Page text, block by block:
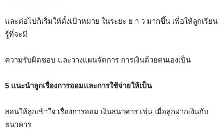
และต่อไปก็เริ่มให้ตั้งเป้าหมาย ในระยะ ย า ว มากขึ้น เพื่อให้ลูกเรียน
รู้ที่จะมี
ความรับผิดชอบ และวางแผนจัดการ การเงินด้วยตนเองเป็น
5 แนะนำลูกเรื่องการออมและการใช้จ่ายให้เป็น
สอนให้ลูกเข้าใจ เรื่องการออม เงินธนาคาร เช่น เมื่อลูกฝากเงินกับ
ธนาคาร